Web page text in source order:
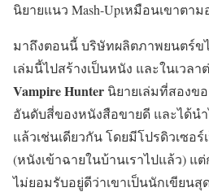
นิยายแนว Mash-Upเหมือนเขาตา
มาถึงตอนนี้ บริษัทผลิตภาพยนตร์
เล่มนี้ไปสร้างเป็นหนัง และในเวลา
Vampire Hunter นิยายเล่มที่สองข
อันดับสี่ของหนังสือขายดี และได้น
แล้วเช่นเดียวกัน โดยมีโปรดิวเซอ
(หนังเข้าฉายในบ้านเราไปแล้ว) แ
ไม่ยอมรับอยู่ดีว่าเขาเป็นนักเขียนสุ